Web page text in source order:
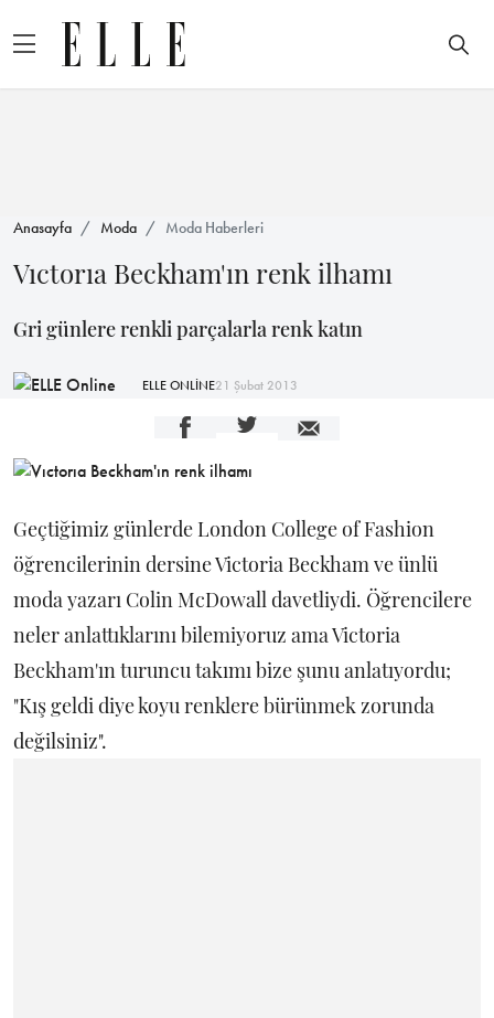
Anasayfa Moda Moda Haberleri
Vıctorıa Beckham'ın renk ilhamı
Gri günlere renkli parçalarla renk katın
ELLE ONLİNE21 Şubat 2013
Geçtiğimiz günlerde London College of Fashion
öğrencilerinin dersine Victoria Beckham ve ünlü
moda yazarı Colin McDowall davetliydi. Öğrencilere
neler anlattıklarını bilemiyoruz ama Victoria
Beckham'ın turuncu takımı bize şunu anlatıyordu;
"Kış geldi diye koyu renklere bürünmek zorunda
değilsiniz".